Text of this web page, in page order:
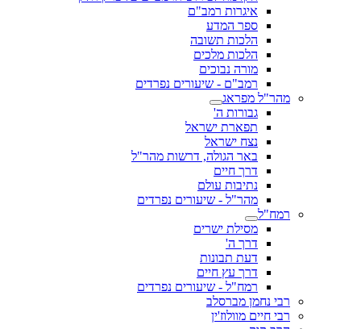
איגרות רמב"ם
ספר המדע
הלכות תשובה
הלכות מלכים
מורה נבוכים
רמב"ם - שיעורים נפרדים
מהר"ל מפראג
גבורות ה'
תפארת ישראל
נצח ישראל
באר הגולה, דרשות מהר"ל
דרך חיים
נתיבות עולם
מהר"ל - שיעורים נפרדים
רמח"ל
מסילת ישרים
דרך ה'
דעת תבונות
דרך עץ חיים
רמח"ל - שיעורים נפרדים
רבי נחמן מברסלב
רבי חיים מוולוז'ין